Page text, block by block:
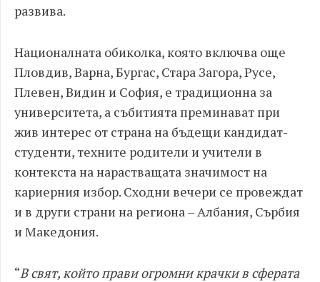
развива.
Националната обиколка, която включва още
Пловдив, Варна, Бургас, Стара Загора, Русе,
Плевен, Видин и София, е традиционна за
университета, а събитията преминават при
жив интерес от страна на бъдещи кандидат-
студенти, техните родители и учители в
контекста на нарастващата значимост на
кариерния избор. Сходни вечери се провеждат
и в други страни на региона – Албания, Сърбия
и Македония.
“В свят, който прави огромни крачки в сферата